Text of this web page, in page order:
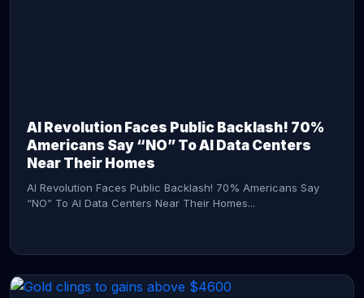
AI Revolution Faces Public Backlash! 70%
Americans Say “NO” To AI Data Centers
Near Their Homes
AI Revolution Faces Public Backlash! 70% Americans Say
“NO” To AI Data Centers Near Their Homes...